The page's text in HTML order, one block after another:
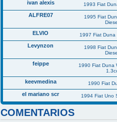
ivan alexis 1993 Fiat
ALFRE07
1995 Fiat
ELVIO 1997 Fiat Duna
Levynzon
1998 Fiat
feippe
1990 Fiat Duna
keevmedina 1990 Fiat
el mariano scr 1994 Fiat Uno
COMENTARIOS